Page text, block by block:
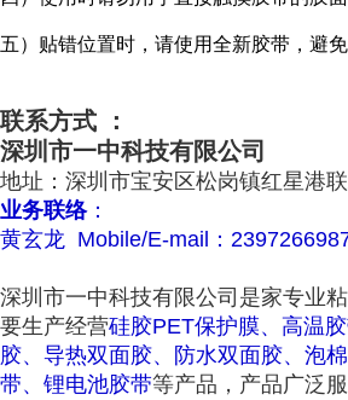
五）贴错位置时，请使用全新胶带，避免
联系方式 ：
深圳市一中科技有限公司
地址：深圳市宝安区松岗镇红星港
业务联络：
黄玄龙 Mobile/E-mail：
深圳市一中科技有限公司是家专业
要生产经营硅胶PET保护膜、高温
胶、导热双面胶、防水双面胶、泡
带、锂电池胶带等产品，产品广泛